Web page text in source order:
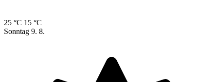
25 °C 15 °C
Sonntag 9. 8.